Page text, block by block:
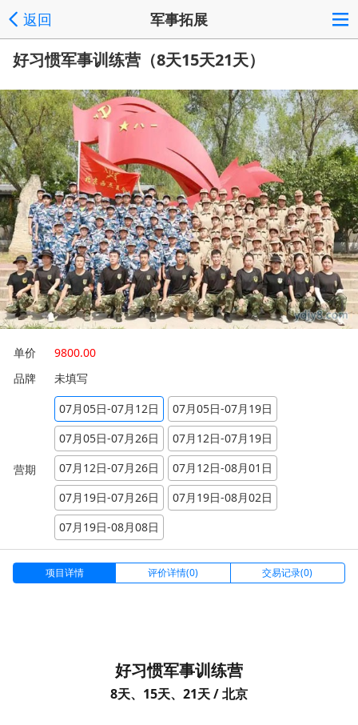
返回 军事拓展
好习惯军事训练营（8天15天21天）
单价
9800.00
品牌
未填写
营期
07月05日-07月12日
07月05日-07月19日
07月05日-07月26日
07月12日-07月19日
07月12日-07月26日
07月12日-08月01日
07月19日-07月26日
07月19日-08月02日
07月19日-08月08日
项目详情 评价详情(0) 交易记录(0)
好习惯军事训练营
8天、15天、21天 / 北京